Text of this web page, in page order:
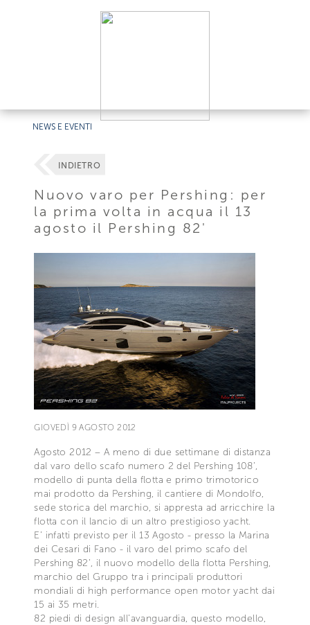
NEWS E EVENTI
INDIETRO
Nuovo varo per Pershing: per
la prima volta in acqua il 13
agosto il Pershing 82'
GIOVEDÌ 9 AGOSTO 2012
Agosto 2012 – A meno di due settimane di distanza
dal varo dello scafo numero 2 del Pershing 108’,
modello di punta della flotta e primo trimotorico
mai prodotto da Pershing, il cantiere di Mondolfo,
sede storica del marchio, si appresta ad arricchire la
flotta con il lancio di un altro prestigioso yacht.
E’ infatti previsto per il 13 Agosto - presso la Marina
dei Cesari di Fano - il varo del primo scafo del
Pershing 82’, il nuovo modello della flotta Pershing,
marchio del Gruppo tra i principali produttori
mondiali di high performance open motor yacht dai
15 ai 35 metri.
82 piedi di design all’avanguardia, questo modello,